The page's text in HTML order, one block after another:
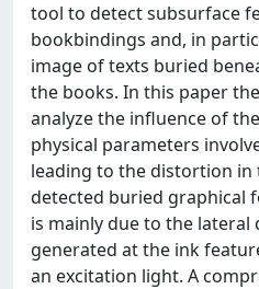
tool to detect subsurface
bookbindings and, in
image of texts buried
the books. In this paper
analyze the influence of
physical parameters
leading to the distortion in
detected buried graphical
is mainly due to the
generated at the ink
an excitation light. A